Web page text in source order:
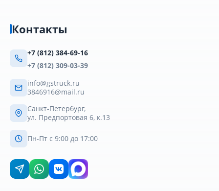
Контакты
+7 (812) 384-69-16
+7 (812) 309-03-39
info@gstruck.ru
3846916@mail.ru
Санкт-Петербург,
ул. Предпортовая 6, к.13
Пн-Пт с 9:00 до 17:00